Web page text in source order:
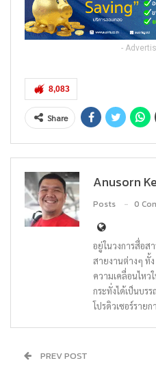
-
8,083
Share
Anusorn
Posts
0
อยู่ในวงการสื่อส
สายงานต่างๆ ทั้
ความเคลื่อนไหว
กระทั่งได้เป็นบร
โปรดิวเซอร์ราย
PREV POST